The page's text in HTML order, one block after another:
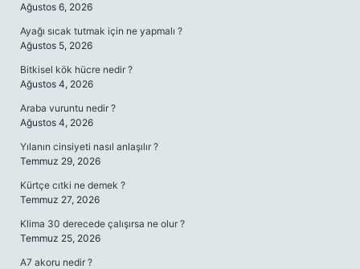
Ağustos 6, 2026
Ayağı sıcak tutmak için ne yapmalı ?
Ağustos 5, 2026
Bitkisel kök hücre nedir ?
Ağustos 4, 2026
Araba vuruntu nedir ?
Ağustos 4, 2026
Yılanın cinsiyeti nasıl anlaşılır ?
Temmuz 29, 2026
Kürtçe cıtki ne demek ?
Temmuz 27, 2026
Klima 30 derecede çalışırsa ne olur ?
Temmuz 25, 2026
A7 akoru nedir ?